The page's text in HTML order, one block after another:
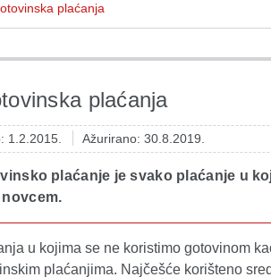
plaćanja
plaćanja
1.2.2015. Ažurirano: 30.8.2019.
plaćanje je svako plaćanje u
u kojima se ne koristimo gotovinom
plaćanjima. Najčešće korišteno